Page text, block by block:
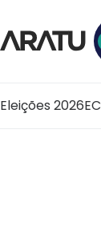
Eleições 2026